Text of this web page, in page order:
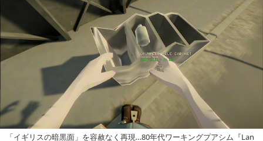
「イギリスの暗黒面」を容赦なく再現…80年代ワーキングプアシム『Lan